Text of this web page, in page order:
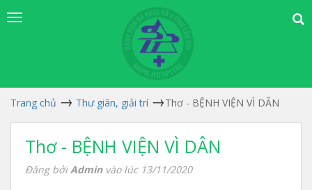
Trang chủ Thư giãn, giải trí Thơ - BỆNH VIỆN VÌ DÂN
Thơ - BỆNH VIỆN VÌ DÂN
Đăng bởiAdminvào lúc 13/11/2020